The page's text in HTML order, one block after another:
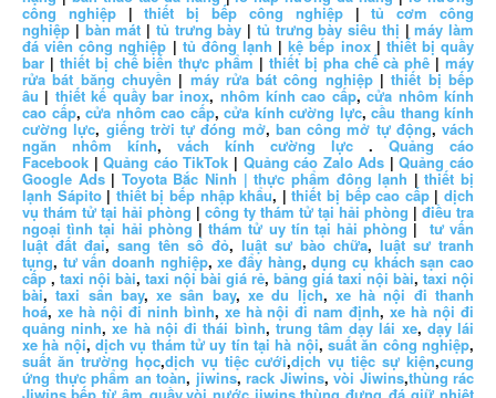
công nghiệp|thiết bị bếp công nghiệp|tủ cơm công
nghiệp |bàn mát | tủ trưng bày | tủ trưng bày siêu thị |máy làm
đá viên công nghiệp | tủ đông lạnh |kệ bếp inox| thiết bị quầy
bar | thiết bị chế biến thực phẩm | thiết bị pha chế cà phê| máy
rửa bát băng chuyền | máy rửa bát công nghiệp|thiết bị bếp
âu | thiết kế quầy bar inox, nhôm kính cao cấp,cửa nhôm kính
cao cấp, cửa nhôm cao cấp, cửa kính cường lực, cầu thang kính
cường lực, giếng trời tự đóng mở, ban công mở tự động, vách
ngăn nhôm kính, vách kính cường lực .Quảng cáo
Facebook |Quảng cáo TikTok | Quảng cáo Zalo Ads |Quảng cáo
Google Ads| Toyota Bắc Ninh | thực phẩm đông lạnh |thiết bị
lạnh Sápito |thiết bị bếp nhập khẩu, |thiết bị bếp cao cấp|dịch
vụ thám tử tại hải phòng | công ty thám tử tại hải phòng |điều tra
ngoại tình tại hải phòng |thám tử uy tín tại hải phòng | tư vấn
luật đất đai, sang tên sổ đỏ, luật sư bào chữa, luật sư tranh
tụng, tư vấn doanh nghiệp,xe đẩy hàng,dụng cụ khách sạn cao
cấp, taxi nội bài, taxi nội bài giá rẻ, bảng giá taxi nội bài, taxi nội
bài,taxi sân bay,xe sân bay,xe du lịch, xe hà nội đi thanh
hoá, xe hà nội đi ninh bình, xe hà nội đi nam định,xe hà nội đi
quảng ninh,xe hà nội đi thái bình, trung tâm dạy lái xe, dạy lái
xe hà nội,dịch vụ thám tử uy tín tại hà nội,suất ăn công nghiệp,
suất ăn trường học,dịch vụ tiệc cưới,dịch vụ tiệc sự kiện,cung
ứng thực phẩm an toàn, jiwins, rack Jiwins, vòi Jiwins,thùng rác